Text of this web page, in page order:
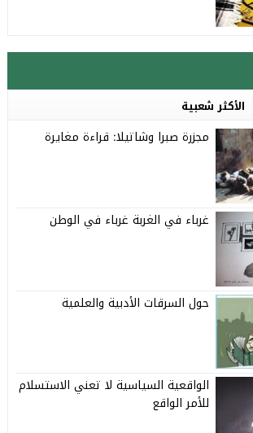
الأكثر شعبية
مجزرة صبرا وشاتيلا: قراءة مغايرة
غرباء في الغربة غرباء في الوطن
حول السرقات الأدبية والعلمية
الواقعية السياسية لا تعني الاستسلام
للأمر الواقع